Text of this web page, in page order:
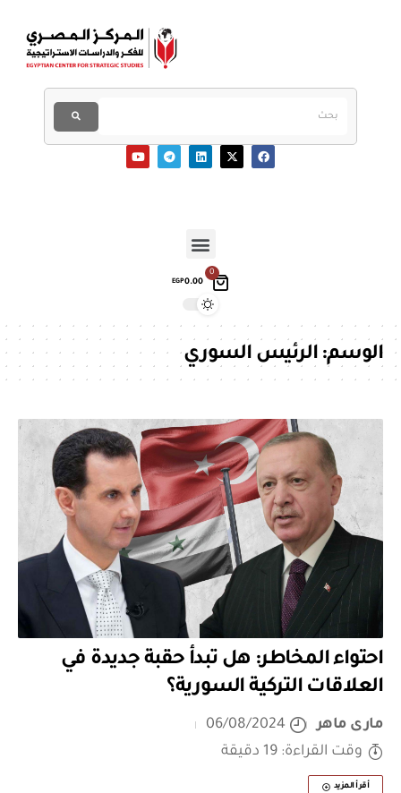
0
EGP0.00
الوسم:الرئيس السوري
احتواء المخاطر: هل تبدأ حقبة جديدة في
العلاقات التركية السورية؟
مارى ماهر
06/08/2024
وقت القراءة: 19 دقيقة
أقرأ المزيد